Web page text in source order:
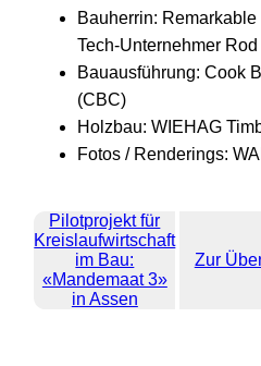
Bauherrin:
Tech-Unternehmer
Bauausführung: Cook
(CBC)
Holzbau: WIEHAG
Fotos / Renderings:
Pilotprojekt für
Kreislaufwirtschaft
im Bau:
«Mandemaat 3»
in Assen
Zur